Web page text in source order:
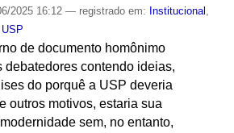
2025 16:12 — registrado em: Institucional ,
USP
de documento homônimo
debatedores contendo ideias,
do porquê a USP deveria
outros motivos, estaria sua
sem, no entanto,